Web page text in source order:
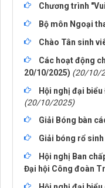
Chương trình
Bộ môn Ngoại
Chào Tân sinh
Các hoạt động
20/10/2025) (20/10/
Hội nghị đại
(20/10/2025)
Giải Bóng bàn
Giải bóng rổ
Hội nghị Ban
Đại hội Công đoàn